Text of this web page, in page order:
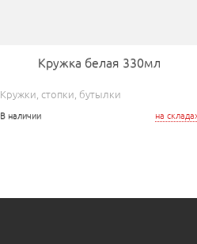
Кружка белая 330мл
Кружки, стопки, бутылки
на
В наличии